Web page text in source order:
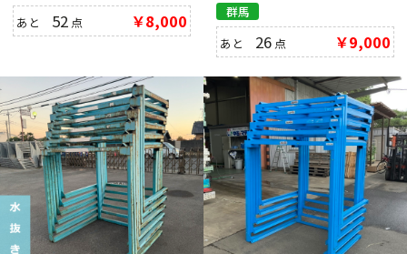
あと 52 点 ￥8,000
群馬
あと 26 点 ￥9,000